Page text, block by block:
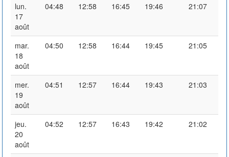
lun.
17
août
04:48 12:58 16:45 19:46 21:07
mar.
18
août
04:50 12:58 16:44 19:45 21:05
mer.
19
août
04:51 12:57 16:44 19:43 21:03
jeu.
20
août
04:52 12:57 16:43 19:42 21:02